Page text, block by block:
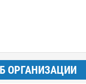
ОРГАНИЗАЦИИ